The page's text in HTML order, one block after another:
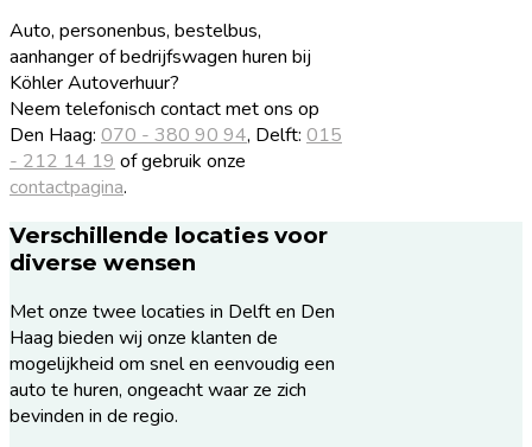
Auto, personenbus, bestelbus,
aanhanger of bedrijfswagen huren bij
Köhler Autoverhuur?
Neem telefonisch contact met ons op
Den Haag: 070 - 380 90 94, Delft: 015
- 212 14 19 of gebruik onze
contactpagina.
Verschillende locaties voor
diverse wensen
Met onze twee locaties in Delft en Den
Haag bieden wij onze klanten de
mogelijkheid om snel en eenvoudig een
auto te huren, ongeacht waar ze zich
bevinden in de regio.